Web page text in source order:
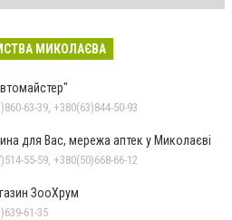
МИКОЛАЄВА
63-39, +380(63)844-50-93
для Вас, мережа аптек у Миколаєві
55-59, +380(50)668-66-12
ЗооХрум
61-35